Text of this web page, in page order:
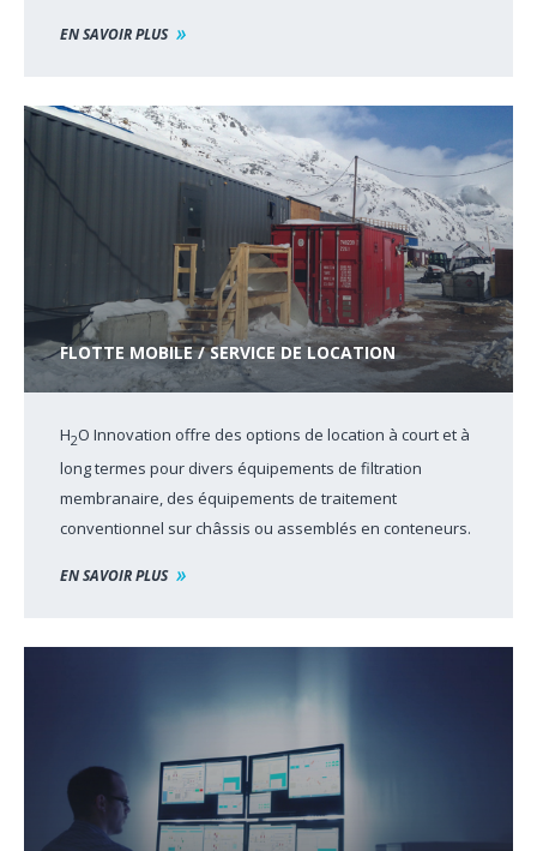
EN SAVOIR PLUS
FLOTTE MOBILE / SERVICE DE LOCATION
H2O Innovation offre des options de location à court et à
long termes pour divers équipements de filtration
membranaire, des équipements de traitement
conventionnel sur châssis ou assemblés en conteneurs.
EN SAVOIR PLUS